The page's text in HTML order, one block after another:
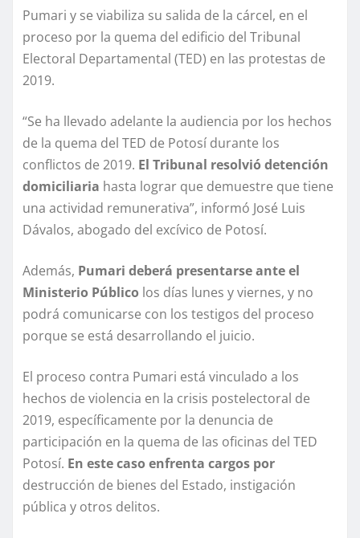
Pumari y se viabiliza su salida de la cárcel, en el
proceso por la quema del edificio del Tribunal
Electoral Departamental (TED) en las protestas de
2019.
“Se ha llevado adelante la audiencia por los hechos
de la quema del TED de Potosí durante los
conflictos de 2019. El Tribunal resolvió detención
domiciliaria hasta lograr que demuestre que tiene
una actividad remunerativa”, informó José Luis
Dávalos, abogado del excívico de Potosí.
Además, Pumari deberá presentarse ante el
Ministerio Público los días lunes y viernes, y no
podrá comunicarse con los testigos del proceso
porque se está desarrollando el juicio.
El proceso contra Pumari está vinculado a los
hechos de violencia en la crisis postelectoral de
2019, específicamente por la denuncia de
participación en la quema de las oficinas del TED
Potosí. En este caso enfrenta cargos por
destrucción de bienes del Estado, instigación
pública y otros delitos.